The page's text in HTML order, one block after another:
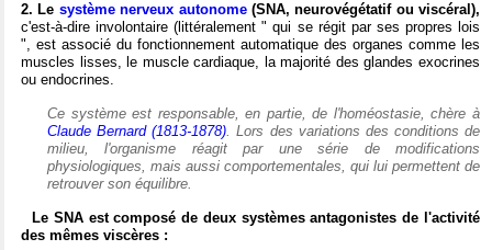
2. Le système nerveux autonome(SNA, neurovégétatif ou viscéral),
c'est-à-dire involontaire (littéralement " qui se régit par ses propres lois
", est associé du fonctionnement automatique des organes comme les
muscles lisses, le muscle cardiaque, la majorité des glandes exocrines
ou endocrines.
Ce système est responsable, en partie, de l'homéostasie, chère à
Claude Bernard (1813-1878). Lors des variations des conditions de
milieu, l'organisme réagit par une série de modifications
physiologiques, mais aussi comportementales, qui lui permettent de
retrouver son équilibre.
Le SNA est composé de deux systèmes antagonistes de l'activité
des mêmes viscères :